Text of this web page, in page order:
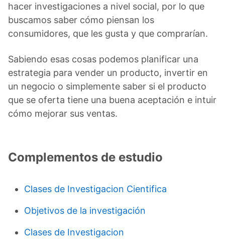
hacer investigaciones a nivel social, por lo que
buscamos saber cómo piensan los
consumidores, que les gusta y que comprarían.
Sabiendo esas cosas podemos planificar una
estrategia para vender un producto, invertir en
un negocio o simplemente saber si el producto
que se oferta tiene una buena aceptación e intuir
cómo mejorar sus ventas.
Complementos de estudio
Clases de Investigacion Cientifica
Objetivos de la investigación
Clases de Investigacion